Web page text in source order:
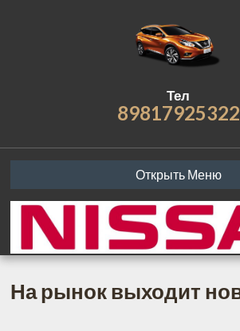
Тел
89817925322
Открыть Меню
На рынок выходит